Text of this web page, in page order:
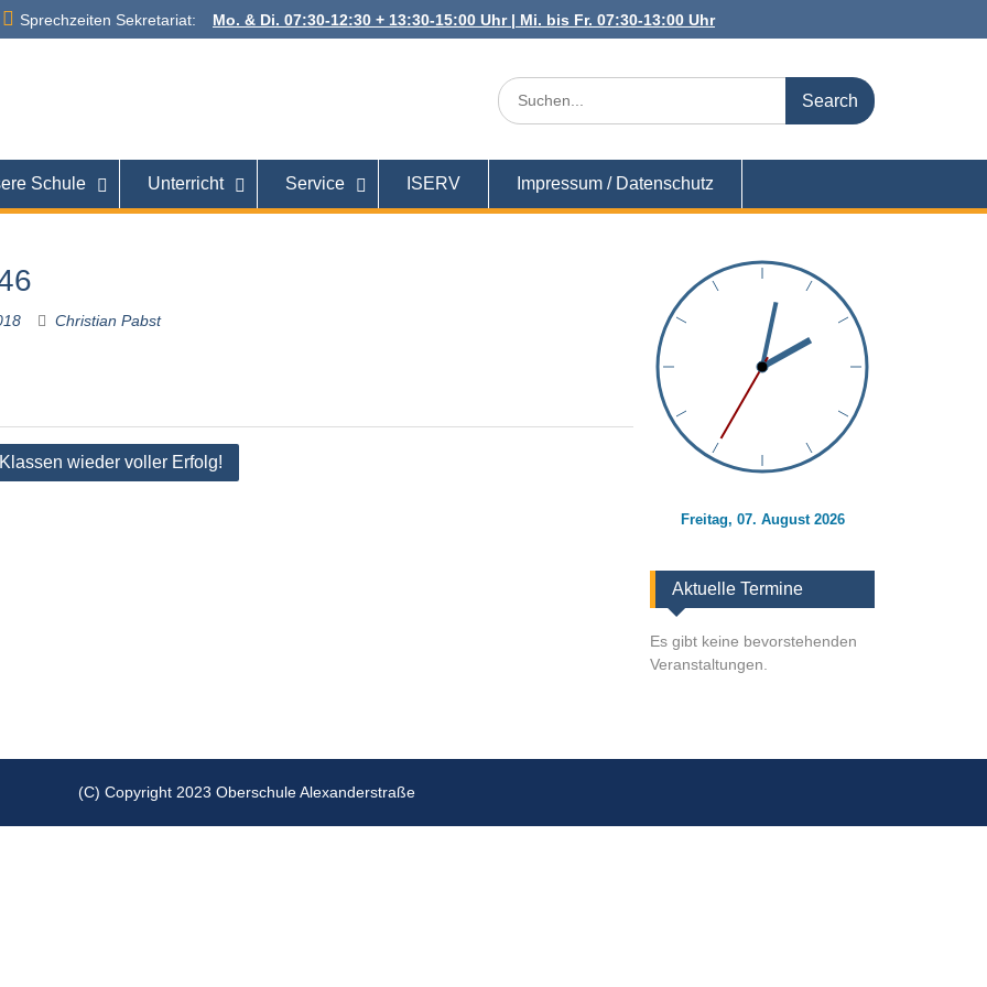
Sprechzeiten Sekretariat: Mo. & Di. 07:30-12:30 + 13:30-15:00 Uhr | Mi. bis Fr. 07:30-13:00 Uhr
Search
for:
Schule Unterricht Service ISERV Impressum / Datenschutz
Christian Pabst
wieder voller Erfolg!
Freitag, 07. August 2026
Aktuelle Termine
Es gibt keine bevorstehenden
Veranstaltungen.
(C) Copyright 2023 Oberschule Alexanderstraße